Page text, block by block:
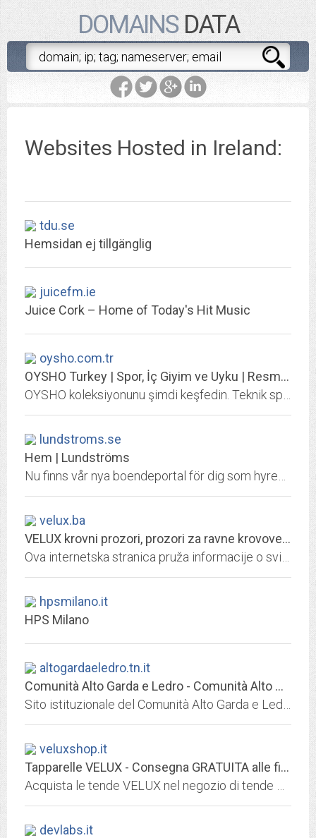
DOMAINSDATA
Websites Hosted in Ireland:
tdu.se
Hemsidan ej tillgänglig
juicefm.ie
Juice Cork – Home of Today's Hit Music
oysho.com.tr
OYSHO Turkey | Spor, İç Giyim ve Uyku | Resmi Sitesi
lundstroms.se
Hem | Lundströms
velux.ba
VELUX krovni prozori, prozori za ravne krovove, svjetlosni tuneli i roletne
hpsmilano.it
HPS Milano
altogardaeledro.tn.it
Comunità Alto Garda e Ledro - Comunità Alto Garda e Ledro
veluxshop.it
Tapparelle VELUX - Consegna GRATUITA alle finestre VELUX
devlabs.it